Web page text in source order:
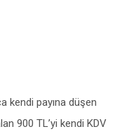
kendi payına düşen
900 TL’yi kendi KDV